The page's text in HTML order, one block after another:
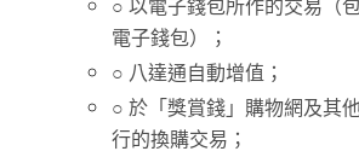
電子錢包）；
○ 八達通自動增值；
○ 於「獎賞錢」購物網及其
行的換購交易；